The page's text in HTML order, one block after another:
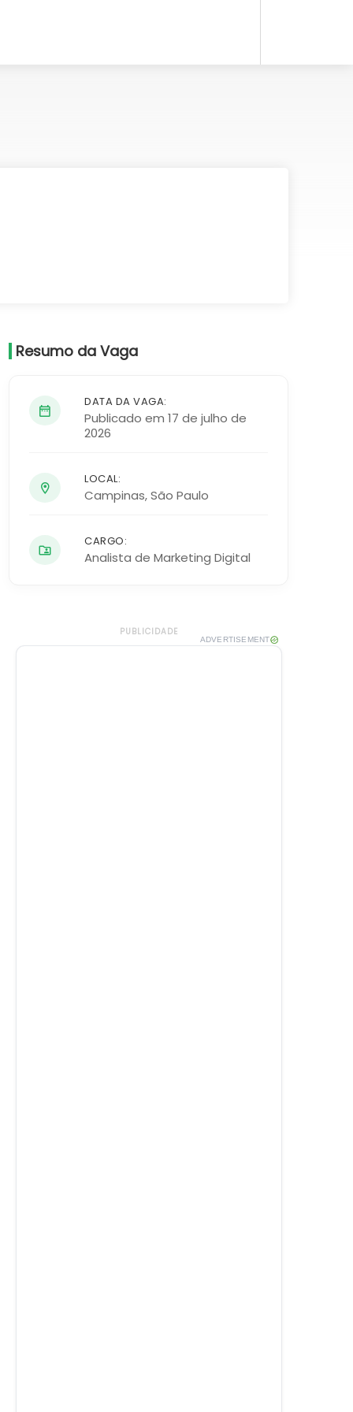
Resumo da Vaga
DATA DA VAGA:
Publicado em 17 de julho de
2026
LOCAL:
Campinas,São Paulo
CARGO:
Analista de Marketing Digital
PUBLICIDADE
ADVERTISEMENT